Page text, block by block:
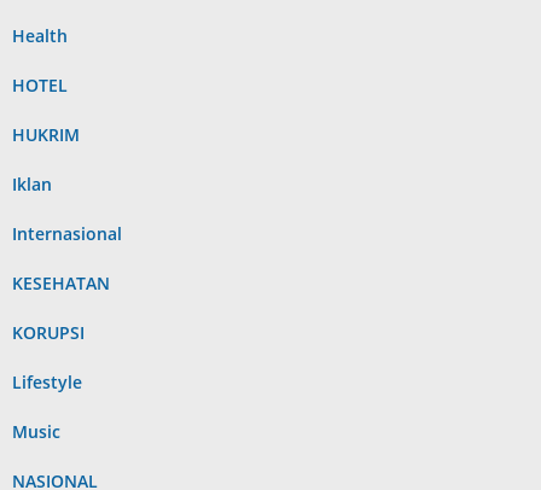
Health
HOTEL
HUKRIM
Iklan
Internasional
KESEHATAN
KORUPSI
Lifestyle
Music
NASIONAL